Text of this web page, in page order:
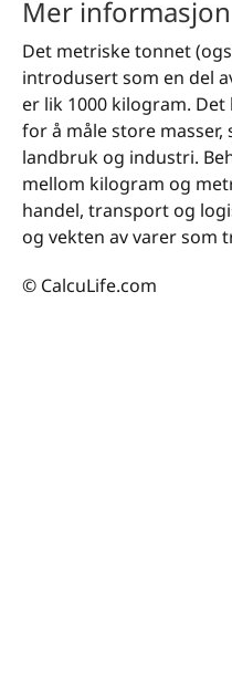
Mer informasjon
Det metriske tonnet
introdusert som en del
er lik 1000 kilogram.
for å måle store
landbruk og industri.
mellom kilogram og
handel, transport og
og vekten av varer som
© CalcuLife.com